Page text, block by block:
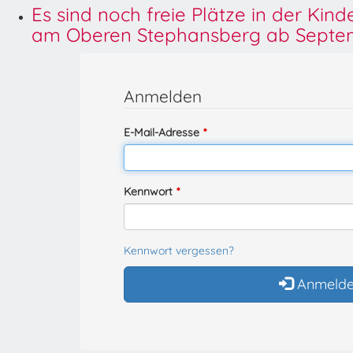
Es sind noch freie Plätze in der
am Oberen Stephansberg ab
Anmelden
E-Mail-Adresse
Kennwort
Kennwort vergessen?